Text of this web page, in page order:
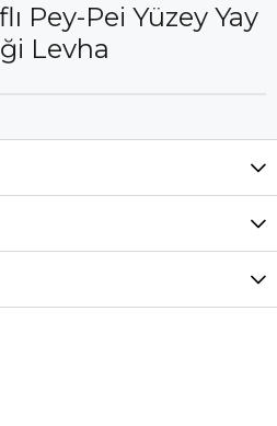
Pey-Pei Yüzey Yay
Levha